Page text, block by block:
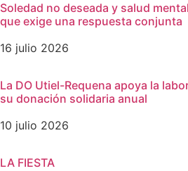
Soledad no deseada y salud
que exige una respuesta conjunta
16 julio 2026
La DO Utiel-Requena apoya la
su donación solidaria anual
10 julio 2026
LA FIESTA